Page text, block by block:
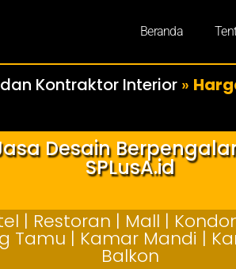
Beranda
Kontraktor Interior »
Desain
SPLusA.id
| Restoran | Mall |
Tamu | Kamar Mandi |
Balkon